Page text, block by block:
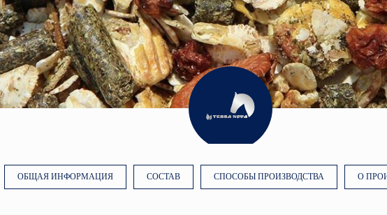
ОБЩАЯ ИНФОРМАЦИЯ СОСТАВ СПОСОБЫ ПРОИЗВОДСТВА О